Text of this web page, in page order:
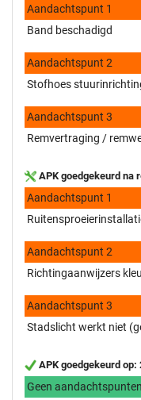
Aandachtspunt 1
Band beschadigd
Aandachtspunt 2
Stofhoes
Aandachtspunt 3
Remvertraging /
APK goedgekeurd na
Aandachtspunt 1
Aandachtspunt 2
Richtingaanwijzers
Aandachtspunt 3
Stadslicht werkt niet
APK goedgekeurd
Geen aandachtspunten